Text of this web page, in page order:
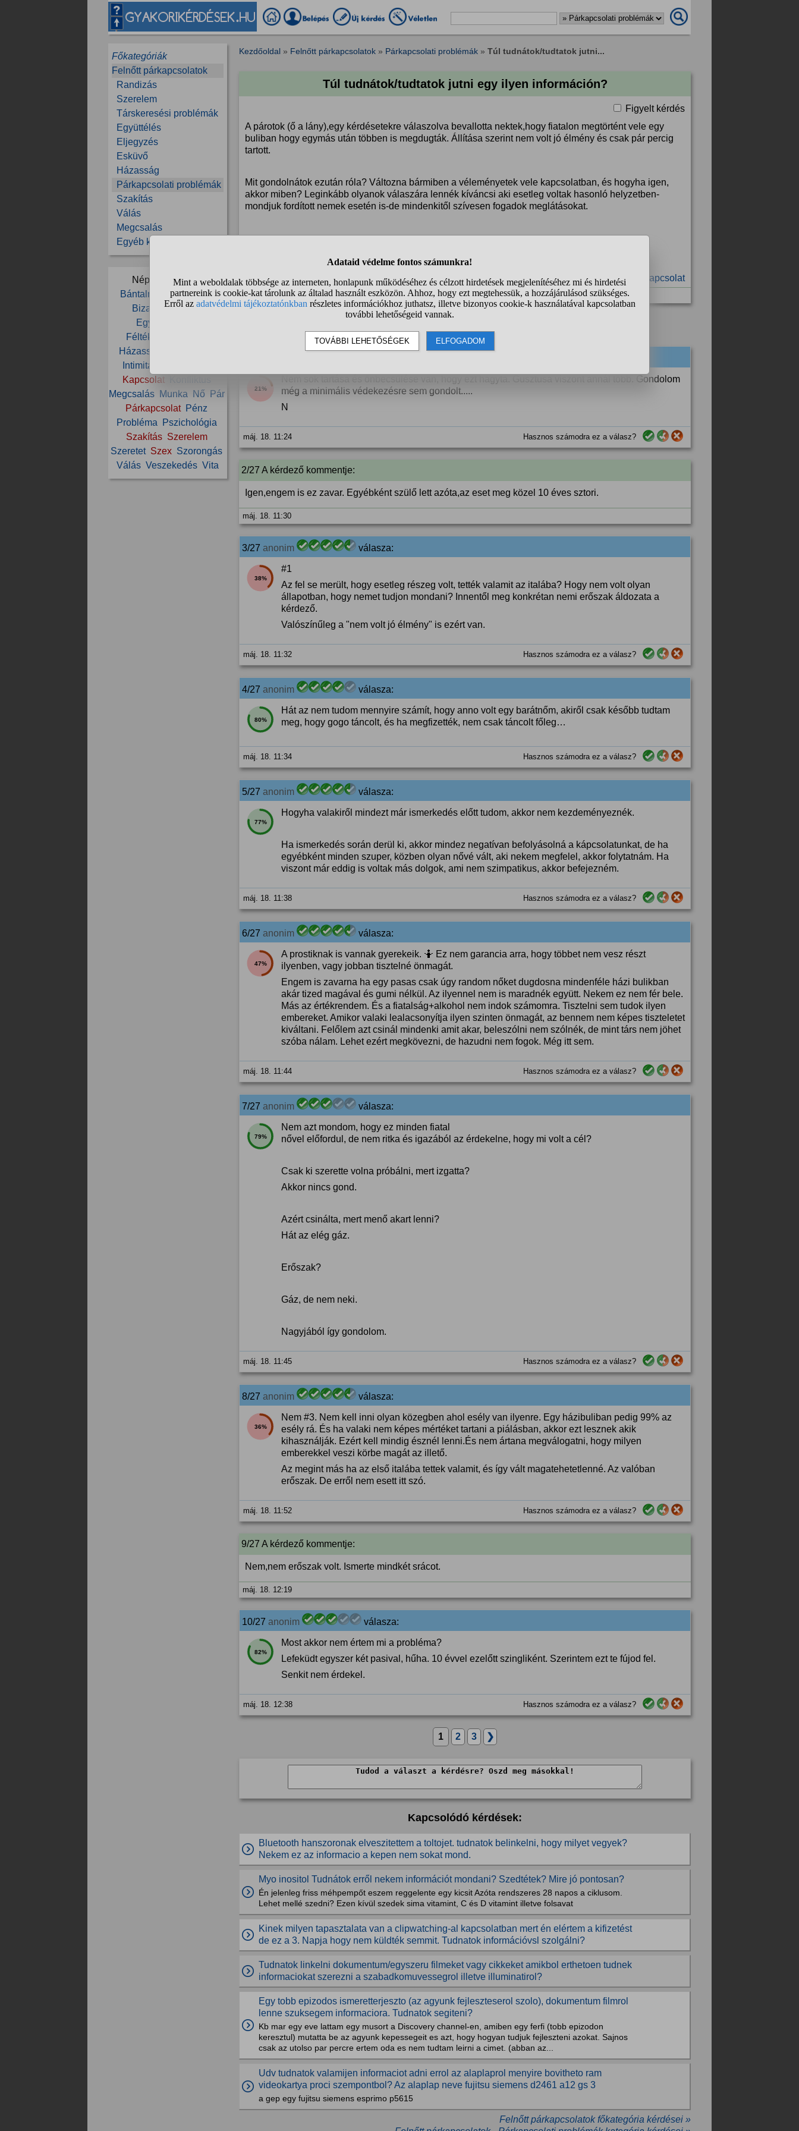
Főkategóriák
Felnőtt párkapcsolatok
Randizás
Szerelem
Társkeresési problémák
Együttélés
Eljegyzés
Esküvő
Házasság
Párkapcsolati problémák
Szakítás
Válás
Megcsalás
Egyéb kérdések
Népszerű témák:
Bántalmazás Barátnő
Bizalom Család
Együttélés
Féltékenység
Házasság
Intimitás
Kapcsolat
Megcsalás
Munka Nő
Pár
Párkapcsolat Pénz
Probléma
Pszichológia
Szakítás Szerelem
Szeretet Szex Szorongás
Válás Veszekedés Vita
Kezdőoldal » Felnőtt párkapcsolatok » Párkapcsolati problémák » Túl tudnátok/tudtatok jutni...
Túl tudnátok/tudtatok jutni egy ilyen információn?
Figyelt kérdés
A párotok (ő a lány),egy kérdésetekre válaszolva bevallotta nektek,hogy fiatalon megtörtént vele egy
buliban hogy egymás után többen is megdugták. Állítása szerint nem volt jó élmény és csak pár percig
tartott.
Mit gondolnátok ezután róla? Változna bármiben a véleményetek vele kapcsolatban, és hogyha igen,
akkor miben? Leginkább olyanok válaszára lennék kíváncsi aki esetleg voltak hasonló helyzetben-
mondjuk fordított nemek esetén is-de mindenkitől szívesen fogadok meglátásokat.
#szex #információ #kapcsolat
máj. 18. 11:12
21%
Nem sok tartása és önbecsülése van, hogy ezt hagyta. Gusztusa viszont annál több. Gondolom
még a minimális védekezésre sem gondolt.....
N
máj. 18. 11:24 Hasznos számodra ez a válasz?
2/27 A kérdező kommentje:
Igen,engem is ez zavar. Egyébként szülő lett azóta,az eset meg közel 10 éves sztori.
máj. 18. 11:30
3/27 anonim válasza:
38%
#1
Az fel se merült, hogy esetleg részeg volt, tették valamit az italába? Hogy nem volt olyan
állapotban, hogy nemet tudjon mondani? Innentől meg konkrétan nemi erőszak áldozata a
kérdező.
Valószínűleg a "nem volt jó élmény" is ezért van.
máj. 18. 11:32 Hasznos számodra ez a válasz?
4/27 anonim válasza:
80%
Hát az nem tudom mennyire számít, hogy anno volt egy barátnőm, akiről csak később tudtam
meg, hogy gogo táncolt, és ha megfizették, nem csak táncolt főleg…
máj. 18. 11:34 Hasznos számodra ez a válasz?
5/27 anonim válasza:
77%
Hogyha valakiről mindezt már ismerkedés előtt tudom, akkor nem kezdeményeznék.
Ha ismerkedés során derül ki, akkor mindez negatívan befolyásolná a kápcsolatunkat, de ha
egyébként minden szuper, közben olyan nővé vált, aki nekem megfelel, akkor folytatnám. Ha
viszont már eddig is voltak más dolgok, ami nem szimpatikus, akkor befejezném.
máj. 18. 11:38 Hasznos számodra ez a válasz?
6/27 anonim válasza:
47%
A prostiknak is vannak gyerekeik. 🤷 Ez nem garancia arra, hogy többet nem vesz részt
ilyenben, vagy jobban tisztelné önmagát.
Engem is zavarna ha egy pasas csak úgy random nőket dugdosna mindenféle házi bulikban
akár tized magával és gumi nélkül. Az ilyennel nem is maradnék együtt. Nekem ez nem fér bele.
Más az értékrendem. És a fiatalság+alkohol nem indok számomra. Tisztelni sem tudok ilyen
embereket. Amikor valaki lealacsonyítja ilyen szinten önmagát, az bennem nem képes tiszteletet
kiváltani. Felőlem azt csinál mindenki amit akar, beleszólni nem szólnék, de mint társ nem jöhet
szóba nálam. Lehet ezért megkövezni, de hazudni nem fogok. Még itt sem.
máj. 18. 11:44 Hasznos számodra ez a válasz?
7/27 anonim válasza:
79%
Nem azt mondom, hogy ez minden fiatal
nővel előfordul, de nem ritka és igazából az érdekelne, hogy mi volt a cél?
Csak ki szerette volna próbálni, mert izgatta?
Akkor nincs gond.
Azért csinálta, mert menő akart lenni?
Hát az elég gáz.
Erőszak?
Gáz, de nem neki.
Nagyjából így gondolom.
máj. 18. 11:45 Hasznos számodra ez a válasz?
8/27 anonim válasza:
36%
Nem #3. Nem kell inni olyan közegben ahol esély van ilyenre. Egy házibuliban pedig 99% az
esély rá. És ha valaki nem képes mértéket tartani a piálásban, akkor ezt lesznek akik
kihasználják. Ezért kell mindig észnél lenni.És nem ártana megválogatni, hogy milyen
emberekkel veszi körbe magát az illető.
Az megint más ha az első italába tettek valamit, és így vált magatehetetlenné. Az valóban
erőszak. De erről nem esett itt szó.
máj. 18. 11:52 Hasznos számodra ez a válasz?
9/27 A kérdező kommentje:
Nem,nem erőszak volt. Ismerte mindkét srácot.
máj. 18. 12:19
10/27 anonim válasza:
82%
Most akkor nem értem mi a probléma?
Lefeküdt egyszer két pasival, hűha. 10 évvel ezelőtt szingliként. Szerintem ezt te fújod fel.
Senkit nem érdekel.
máj. 18. 12:38 Hasznos számodra ez a válasz?
1 2 3 ❯
Kapcsolódó kérdések:
Bluetooth hanszoronak elveszitettem a toltojet. tudnatok belinkelni, hogy milyet vegyek?
Nekem ez az informacio a kepen nem sokat mond.
Myo inositol Tudnátok erről nekem információt mondani? Szedtétek? Mire jó pontosan?
Én jelenleg friss méhpempőt eszem reggelente egy kicsit Azóta rendszeres 28 napos a ciklusom.
Lehet mellé szedni? Ezen kívül szedek sima vitamint, C és D vitamint illetve folsavat
Kinek milyen tapasztalata van a clipwatching-al kapcsolatban mert én elértem a kifizetést
de ez a 3. Napja hogy nem küldték semmit. Tudnatok információvsl szolgálni?
Tudnatok linkelni dokumentum/egyszeru filmeket vagy cikkeket amikbol erthetoen tudnek
informaciokat szerezni a szabadkomuvessegrol illetve illuminatirol?
Egy tobb epizodos ismeretterjeszto (az agyunk fejleszteserol szolo), dokumentum filmrol
lenne szuksegem informaciora. Tudnatok segiteni?
Kb mar egy eve lattam egy musort a Discovery channel-en, amiben egy ferfi (tobb epizodon
keresztul) mutatta be az agyunk kepessegeit es azt, hogy hogyan tudjuk fejleszteni azokat. Sajnos
csak az utolso par percre ertem oda es nem tudtam leirni a cimet. (abban az...
Udv tudnatok valamijen informaciot adni errol az alaplaprol menyire bovitheto ram
videokartya proci szempontbol? Az alaplap neve fujitsu siemens d2461 a12 gs 3
a gep egy fujitsu siemens esprimo p5615
Felnőtt párkapcsolatok főkategória kérdései »